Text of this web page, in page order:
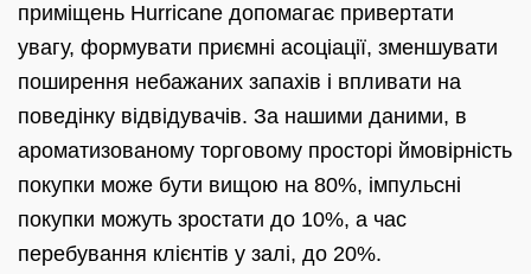
приміщень Hurricane допомагає привертати
увагу, формувати приємні асоціації, зменшувати
поширення небажаних запахів і впливати на
поведінку відвідувачів. За нашими даними, в
ароматизованому торговому просторі ймовірність
покупки може бути вищою на 80%, імпульсні
покупки можуть зростати до 10%, а час
перебування клієнтів у залі, до 20%.